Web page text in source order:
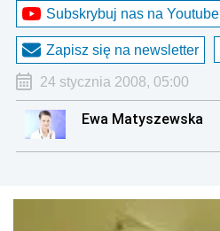
Subskrybuj nas na Youtube
Zapisz się na newsletter
24 stycznia 2008, 05:00
Ewa Matyszewska